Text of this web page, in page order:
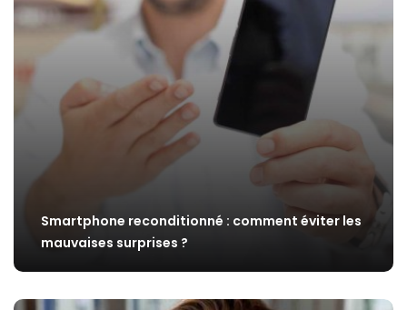
Smartphone reconditionné : comment éviter les
mauvaises surprises ?